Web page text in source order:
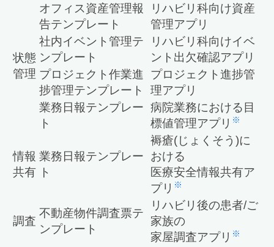
状態
管理
オフィス資産管理報
告テンプレート
リハビリ科向け資産
管理アプリ
社内イベント管理テ
ンプレート
リハビリ科向けイベ
ント出欠確認アプリ
プロジェクト作業進
捗管理テンプレート
プロジェクト進捗管
理アプリ
業務日報テンプレー
ト
病院業務における目
標値管理アプリ ※
情報
共有
業務日報テンプレー
ト
褥瘡(じょくそう)に
おける
医療安全情報共有ア
プリ ※
調査
不動産物件調査票テ
ンプレート
リハビリ後の患者/ご
家族の
家屋調査アプリ ※